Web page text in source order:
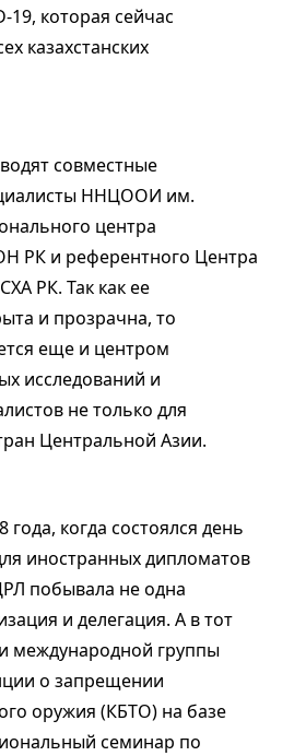
19, которая сейчас
казахстанских
совместные
ННЦООИ им.
центра
РК и референтного Центра
РК. Так как ее
и прозрачна, то
еще и центром
исследований и
не только для
Центральной Азии.
когда состоялся день
иностранных дипломатов
побывала не одна
и делегация. А в тот
международной группы
о запрещении
оружия (КБТО) на базе
семинар по